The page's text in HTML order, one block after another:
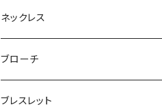
ネックレス
ブローチ
ブレスレット